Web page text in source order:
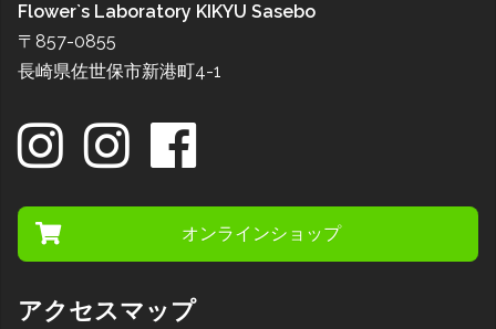
Flower`s Laboratory KIKYU Sasebo
〒857-0855
長崎県佐世保市新港町4-1
オンラインショップ
アクセスマップ